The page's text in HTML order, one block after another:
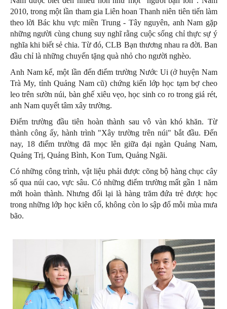
2010, trong một lần tham gia Liên hoan Thanh niên tiên tiến làm
theo lời Bác khu vực miền Trung - Tây nguyên, anh Nam gặp
những người cùng chung suy nghĩ rằng cuộc sống chỉ thực sự ý
nghĩa khi biết sẻ chia. Từ đó, CLB Bạn thương nhau ra đời. Ban
đầu chỉ là những chuyến tặng quà nhỏ cho người nghèo.
Anh Nam kể, một lần đến điểm trường Nước Ui (ở huyện Nam
Trà My, tỉnh Quảng Nam cũ) chứng kiến lớp học tạm bợ cheo
leo trên sườn núi, bàn ghế xiêu vẹo, học sinh co ro trong giá rét,
anh Nam quyết tâm xây trường.
Điểm trường đầu tiên hoàn thành sau vô vàn khó khăn. Từ
thành công ấy, hành trình "Xây trường trên núi" bắt đầu. Đến
nay, 18 điểm trường đã mọc lên giữa đại ngàn Quảng Nam,
Quảng Trị, Quảng Bình, Kon Tum, Quảng Ngãi.
Có những công trình, vật liệu phải được cõng bộ hàng chục cây
số qua núi cao, vực sâu. Có những điểm trường mất gần 1 năm
mới hoàn thành. Nhưng đổi lại là hàng trăm đứa trẻ được học
trong những lớp học kiên cố, không còn lo sập đổ mỗi mùa mưa
bão.